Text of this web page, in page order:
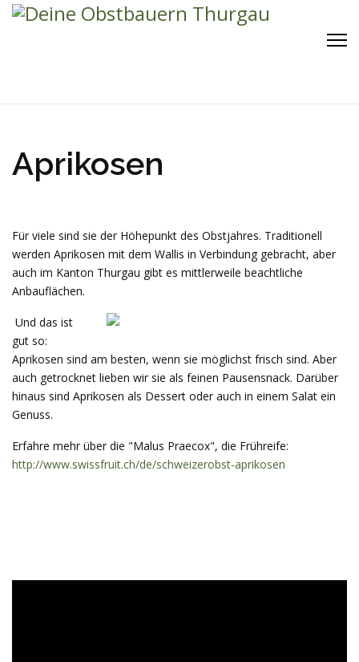
Aprikosen
Für viele sind sie der Höhepunkt des Obstjahres. Traditionell
werden Aprikosen mit dem Wallis in Verbindung gebracht, aber
auch im Kanton Thurgau gibt es mittlerweile beachtliche
Anbauflächen.
Und das ist
gut so:
Aprikosen sind am besten, wenn sie möglichst frisch sind. Aber
auch getrocknet lieben wir sie als feinen Pausensnack. Darüber
hinaus sind Aprikosen als Dessert oder auch in einem Salat ein
Genuss.
Erfahre mehr über die "Malus Praecox", die Frühreife:
http://www.swissfruit.ch/de/schweizerobst-aprikosen